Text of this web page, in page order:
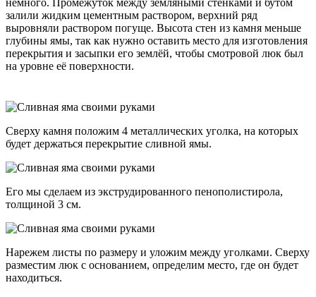
залили жидким цементным раствором, верхний ряд
выровняли раствором погуще. Высота стен из камня меньше
глубины ямы, так как нужно оставить место для изготовления
перекрытия и засыпки его землёй, чтобы смотровой люк был
на уровне её поверхности.
Сверху камня положим 4 металлических уголка, на которых
будет держаться перекрытие сливной ямы.
Его мы сделаем из экструдированного пенополистирола,
толщиной 3 см.
Нарежем листы по размеру и уложим между уголками. Сверху
разместим люк с основанием, определим место, где он будет
находиться.